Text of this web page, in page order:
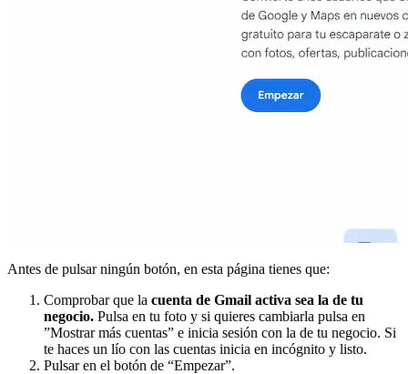
Antes de pulsar ningún botón, en esta página tienes que:
Comprobar que la cuenta de Gmail activa sea la de tu
negocio. Pulsa en tu foto y si quieres cambiarla pulsa en
”Mostrar más cuentas” e inicia sesión con la de tu negocio. Si
te haces un lío con las cuentas inicia en incógnito y listo.
Pulsar en el botón de “Empezar”.